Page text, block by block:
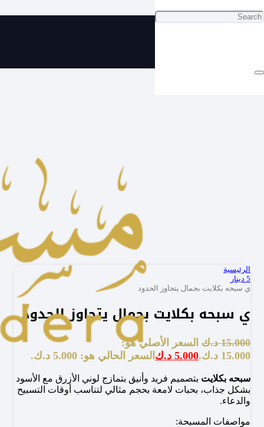
ي سبحه بكلايت بجمال يتجاوز الحدود
الرئيسية
5 دينار
ي سبحه بكلايت بجمال يتجاوز الحدود
ي سبحه بكلايت بجمال يتجاوز الحدود
15.000 د.ك السعر الأصلي هو:
15.000 د.ك.
5.000 د.ك السعر الحالي هو: 5.000 د.ك.
سبحه بكلايت بتصميم فريد وأنيق بتمازج لوني الأزرق مع الأسود
بشكل جذاب، بحبات لامعة بحجم مثالي لتناسب أوقات التسبيح
والدعاء.
مواصفات المسبحة: